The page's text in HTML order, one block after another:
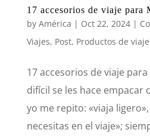
17 accesorios de viaje para
by América | Oct 22, 2024|
Viajes, Post, Productos de viaje
17 accesorios de viaje
difícil se les hace empacar
yo me repito: «viaja
necesitas en el viaje»;